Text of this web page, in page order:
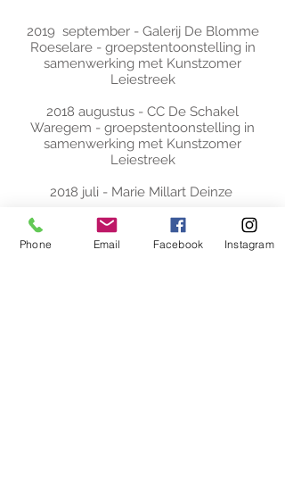
2019 september - Galerij De Blomme
Roeselare - groepstentoonstelling in
samenwerking met Kunstzomer
Leiestreek
2018 augustus - CC De Schakel
Waregem - groepstentoonstelling in
samenwerking met Kunstzomer
Leiestreek
2018 juli - Marie Millart Deinze
2018 april - BrunO Deinze -
solotentoonstelling
Phone Email Facebook Instagram